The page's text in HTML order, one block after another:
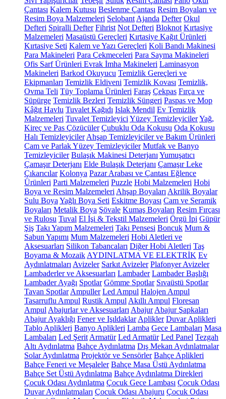
Çantası Kalem Kutusu Beslenme Çantası Resim Boyaları ve
Resim Boya Malzemeleri Selobant Ajanda Defter Okul
Defteri Spiralli Defter Fihrist Not Defteri Bloknot Kırtasiye
Malzemeleri Masaüstü Gereçleri Kırtasiye Kağıt Ürünleri
Kırtasiye Seti Kalem ve Yazı Gereçleri Koli Bandı Makinesi
Para Makineleri Para Çekmeceleri Para Sayma Makineleri
Ofis Sarf Ürünleri Evrak İmha Makineleri Laminasyon
Makineleri Barkod Okuyucu Temizlik Gereçleri ve
Ekipmanları Temizlik Eldiveni Temizlik Kovası Temizlik,
Ovma Teli Tüy Toplama Ürünleri Faraş Çekpas Fırça ve
Süpürge Temizlik Bezleri Temizlik Süngeri Paspas ve Mop
Kâğıt Havlu Tuvalet Kağıdı Islak Mendil Ev Temizlik
Malzemeleri Tuvalet Temizleyici Yüzey TemizleyicilerYağ,
Kireç ve Pas Çözücüler Çubuklu Oda Kokusu Oda Kokusu
Halı Temizleyiciler Ahşap Temizleyiciler ve Bakım Ürünleri
Cam ve Parlak Yüzey Temizleyiciler Mutfak ve Banyo
Temizleyiciler Bulaşık Makinesi Deterjanı Yumuşatıcı
Çamaşır Deterjanı Elde Bulaşık Deterjanı Çamaşır Leke
Çıkarıcılar Kolonya Pazar Arabası ve Çantası Eğlence
Ürünleri Parti Malzemeleri Puzzle Hobi Malzemeleri Hobi
Boya ve Resim Malzemeleri Ahşap Boyaları Akrilik Boyalar
Sulu Boya Yağlı Boya Seti Eskitme Boyası Cam ve Seramik
Boyaları Metalik Boya Şövale Kumaş Boyaları Resim Fırçası
ve Rulosu Tuval El İşi & Tekstil Malzemeleri Örgü İpi Güpür
Şiş Takı Yapım Malzemeleri Takı Pensesi Boncuk Mum &
Sabun Yapımı Mum Malzemeleri Hobi Aletleri ve
Aksesuarları Silikon Tabancaları Diğer Hobi Aletleri Taş
Boyama & Mozaik AYDINLATMA VE ELEKTRİK Ev
Aydınlatmaları Avizeler Sarkıt Avizeler Plafonyer Avizeler
Lambaderler ve Aksesuarları Lambader Lambader Başlığı
Lambader Ayağı Spotlar Gömme Spotlar Sıvaüstü Spotlar
Tavan Spotlar Ampuller Led Ampul Halojen Ampul
Tasarruflu Ampul Rustik Ampul Akıllı Ampul Floresan
Ampul Abajurlar ve Aksesuarları Abajur Abajur Şapkaları
Abajur Ayaklığı Fener ve Işıldaklar Aplikler Duvar Aplikleri
Tablo Aplikleri Banyo Aplikleri Lamba Gece Lambaları Masa
Lambaları Led Şerit Armatür Led Armatür Led Panel Tezgah
Altı Aydınlatma Bahçe Aydınlatma Dış Mekan Aydınlatmalar
Solar Aydınlatma Projektör ve Sensörler Bahçe Aplikleri
Bahçe Feneri ve Meşaleler Bahçe Masa Üstü Aydınlatma
Bahçe Set Üstü Aydınlatma Bahçe Aydınlatma Direkleri
Çocuk Odası Aydınlatma Çocuk Gece Lambası Çocuk Odası
Duvar Aydınlatmaları Çocuk Odası Abajuru Çocuk Odası